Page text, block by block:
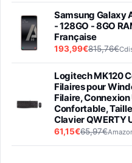
Samsung Galaxy
- 128GO - 8GO
Française
193,99€815,76€
Logitech MK120
Filaires pour
Filaire, Connexion
Confortable,
Clavier QWERTY
61,15€65,97€